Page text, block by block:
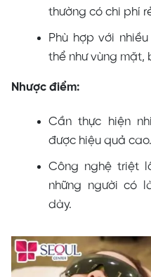
thường có chi phí
Phù hợp với
thể như vùng mặt,
Nhược điểm:
Cần thực hiện
được hiệu quả cao.
Công nghệ triệt
những người có
dày.